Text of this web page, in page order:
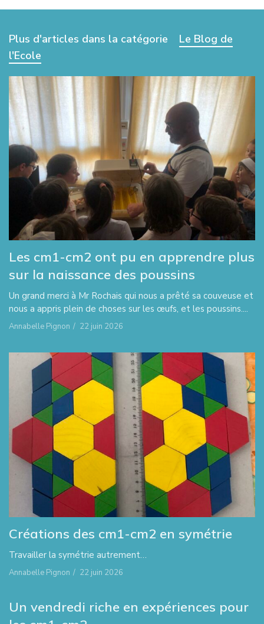
Plus d'articles dans la catégorie
Le Blog de
l'Ecole
Les cm1-cm2 ont pu en apprendre plus
sur la naissance des poussins
Un grand merci à Mr Rochais qui nous a prêté sa couveuse et
nous a appris plein de choses sur les œufs, et les poussins....
Annabelle Pignon / 22 juin 2026
Créations des cm1-cm2 en symétrie
Travailler la symétrie autrement…
Annabelle Pignon / 22 juin 2026
Un vendredi riche en expériences pour